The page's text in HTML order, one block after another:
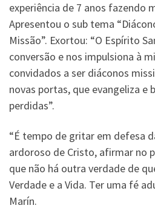
experiência de 7 anos fazendo
Apresentou o sub tema
Missão”. Exortou: “O Espírito
conversão e nos impulsiona à
convidados a ser diáconos
novas portas, que evangeliza e
perdidas”.
“É tempo de gritar em defesa
ardoroso de Cristo, afirmar no
que não há outra verdade de
Verdade e a Vida. Ter uma fé
Marín.